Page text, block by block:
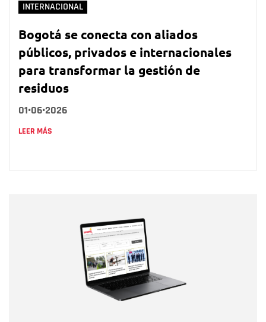
INTERNACIONAL
Bogotá se conecta con aliados
públicos, privados e internacionales
para transformar la gestión de
residuos
01•06•2026
LEER MÁS
Correo electrónico
Tipo de comentario